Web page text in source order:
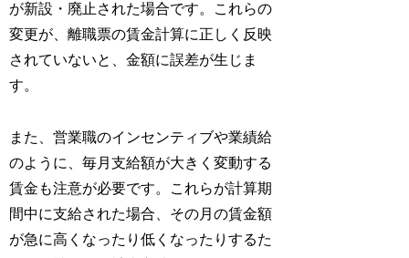
が新設・廃止された場合です。これらの
変更が、離職票の賃金計算に正しく反映
されていないと、金額に誤差が生じま
す。
また、営業職のインセンティブや業績給
のように、毎月支給額が大きく変動する
賃金も注意が必要です。これらが計算期
間中に支給された場合、その月の賃金額
が急に高くなったり低くなったりするた